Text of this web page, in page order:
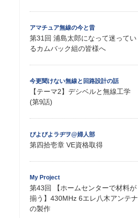
アマチュア無線の今と昔
第31回 浦島太郎になって迷ってい
るカムバック組の皆様へ
今更聞けない無線と回路設計の話
【テーマ2】デシベルと無線工学
(第9話)
ぴよぴよラヂヲ@婦人部
第四拾壱章 VE資格取得
My Project
第43回 【ホームセンターで材料が
揃う】430MHz 6エレ八木アンテナ
の製作